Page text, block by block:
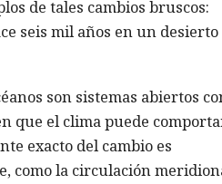
de tales cambios bruscos:
seis mil años en un
son sistemas abiertos
que el clima puede
exacto del cambio es
como la circulación